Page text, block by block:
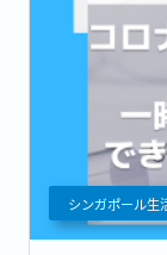
シンガポール生